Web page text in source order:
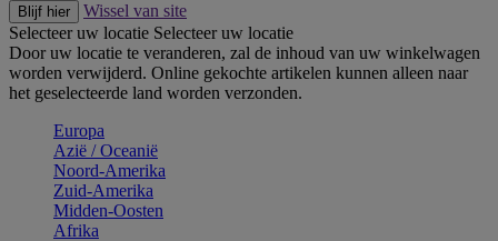
Blijf hier
Wissel van site
Selecteer uw locatie Selecteer uw locatie
Door uw locatie te veranderen, zal de inhoud van uw winkelwagen
worden verwijderd. Online gekochte artikelen kunnen alleen naar
het geselecteerde land worden verzonden.
Europa
Aziё / Oceaniё
Noord-Amerika
Zuid-Amerika
Midden-Oosten
Afrika